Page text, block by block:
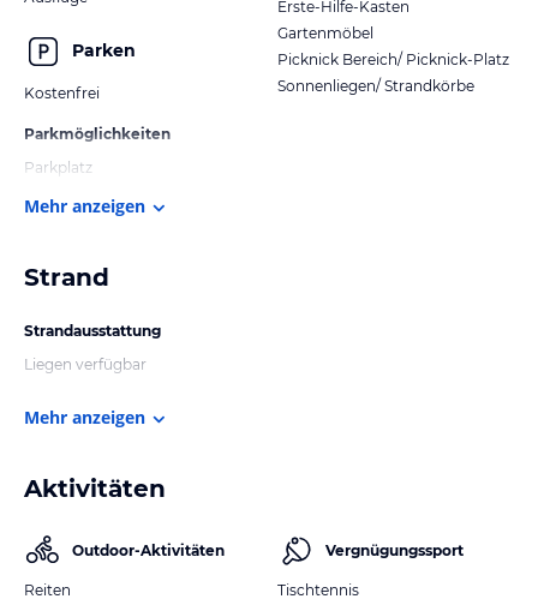
Parken
Kostenfrei
Parkmöglichkeiten
Parkplatz
Erste-Hilfe-Kasten
Gartenmöbel
Picknick Bereich/ Picknick-Platz
Sonnenliegen/ Strandkörbe
Mehr anzeigen
Strand
Strandausstattung
Liegen verfügbar
Mehr anzeigen
Aktivitäten
Outdoor-Aktivitäten
Reiten
Vergnügungssport
Tischtennis